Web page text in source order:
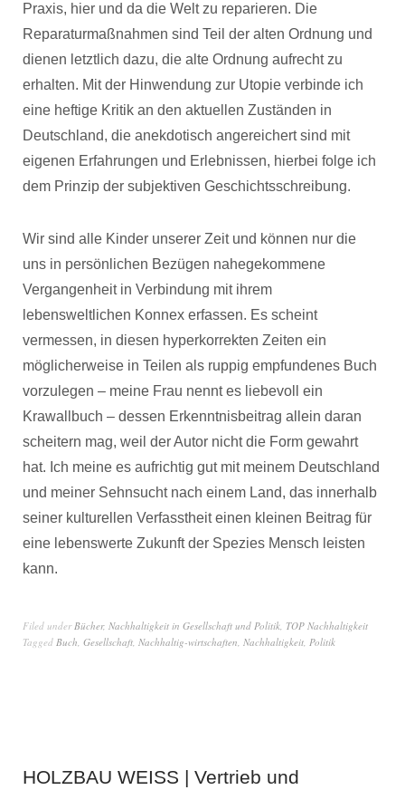
Praxis, hier und da die Welt zu reparieren. Die
Reparaturmaßnahmen sind Teil der alten Ordnung und
dienen letztlich dazu, die alte Ordnung aufrecht zu
erhalten. Mit der Hinwendung zur Utopie verbinde ich
eine heftige Kritik an den aktuellen Zuständen in
Deutschland, die anekdotisch angereichert sind mit
eigenen Erfahrungen und Erlebnissen, hierbei folge ich
dem Prinzip der subjektiven Geschichtsschreibung.
Wir sind alle Kinder unserer Zeit und können nur die
uns in persönlichen Bezügen nahegekommene
Vergangenheit in Verbindung mit ihrem
lebensweltlichen Konnex erfassen. Es scheint
vermessen, in diesen hyperkorrekten Zeiten ein
möglicherweise in Teilen als ruppig empfundenes Buch
vorzulegen – meine Frau nennt es liebevoll ein
Krawallbuch – dessen Erkenntnisbeitrag allein daran
scheitern mag, weil der Autor nicht die Form gewahrt
hat. Ich meine es aufrichtig gut mit meinem Deutschland
und meiner Sehnsucht nach einem Land, das innerhalb
seiner kulturellen Verfasstheit einen kleinen Beitrag für
eine lebenswerte Zukunft der Spezies Mensch leisten
kann.
Filed underBücher, Nachhaltigkeit in Gesellschaft und Politik, TOP Nachhaltigkeit
Tagged Buch, Gesellschaft, Nachhaltig-wirtschaften, Nachhaltigkeit, Politik
HOLZBAU WEISS | Vertrieb und